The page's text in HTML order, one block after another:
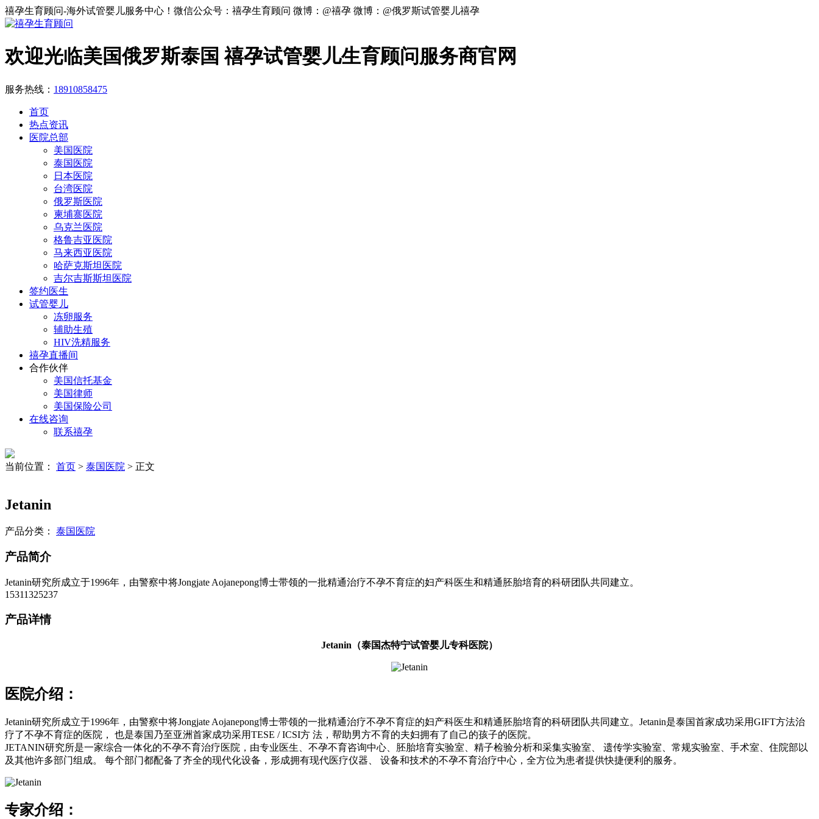
禧孕生育顾问-海外试管婴儿服务中心！微信公众号：禧孕生育顾问 微博：@禧孕 微博：@俄罗斯试管婴儿禧孕
欢迎光临美国俄罗斯泰国 禧孕试管婴儿生育顾问服务商官网
服务热线： 18910858475
首页
热点资讯
医院总部
美国医院
泰国医院
日本医院
台湾医院
俄罗斯医院
柬埔寨医院
乌克兰医院
格鲁吉亚医院
马来西亚医院
哈萨克斯坦医院
吉尔吉斯斯坦医院
签约医生
试管婴儿
冻卵服务
辅助生殖
HIV洗精服务
禧孕直播间
合作伙伴
美国信托基金
美国律师
美国保险公司
在线咨询
联系禧孕
当前位置： 首页 > 泰国医院 > 正文
Jetanin
产品分类： 泰国医院
产品简介
Jetanin研究所成立于1996年，由警察中将Jongjate Aojanepong博士带领的一批精通治疗不孕不育症的妇产科医生和精通胚胎培育的科研团队共同建立。
15311325237
产品详情
Jetanin（泰国杰特宁试管婴儿专科医院）
医院介绍：
Jetanin研究所成立于1996年，由警察中将Jongjate Aojanepong博士带领的一批精通治疗不孕不育症的妇产科医生和精通胚胎培育的科研团队共同建立。Jetanin是泰国首家成功采用GIFT方法治
疗了不孕不育症的医院， 也是泰国乃至亚洲首家成功采用TESE / ICSI方 法，帮助男方不育的夫妇拥有了自己的孩子的医院。
JETANIN研究所是一家综合一体化的不孕不育治疗医院，由专业医生、不孕不育咨询中心、胚胎培育实验室、精子检验分析和采集实验室、 遗传学实验室、常规实验室、手术室、住院部以
及其他许多部门组成。 每个部门都配备了齐全的现代化设备，形成拥有现代医疗仪器、 设备和技术的不孕不育治疗中心，全方位为患者提供快捷便利的服务。
专家介绍：